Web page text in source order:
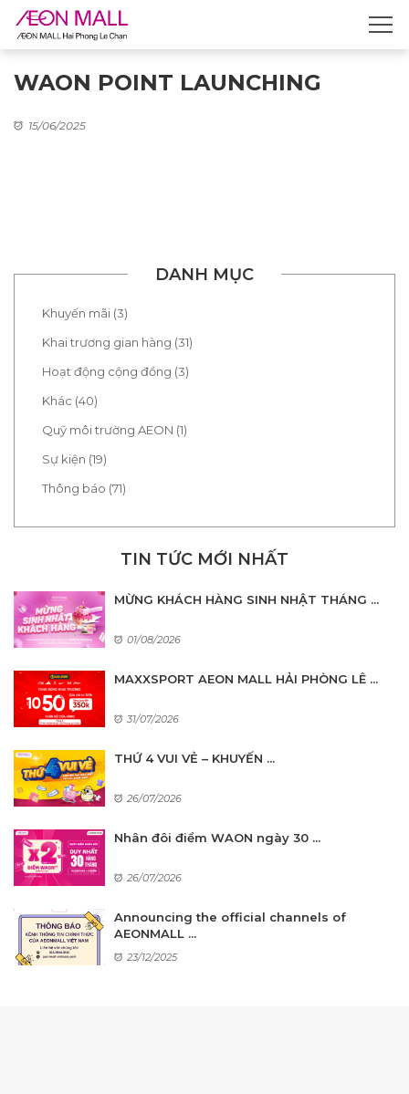
WAON POINT LAUNCHING
15/06/2025
DANH MỤC
Khuyến mãi (3)
Khai trương gian hàng (31)
Hoạt động cộng đồng (3)
Khác (40)
Quỹ môi trường AEON (1)
Sự kiện (19)
Thông báo (71)
TIN TỨC MỚI NHẤT
MỪNG KHÁCH HÀNG SINH NHẬT THÁNG ...
01/08/2026
MAXXSPORT AEON MALL HẢI PHÒNG LÊ ...
31/07/2026
THỨ 4 VUI VẺ – KHUYẾN ...
26/07/2026
Nhân đôi điểm WAON ngày 30 ...
26/07/2026
Announcing the official channels of
AEONMALL ...
23/12/2025